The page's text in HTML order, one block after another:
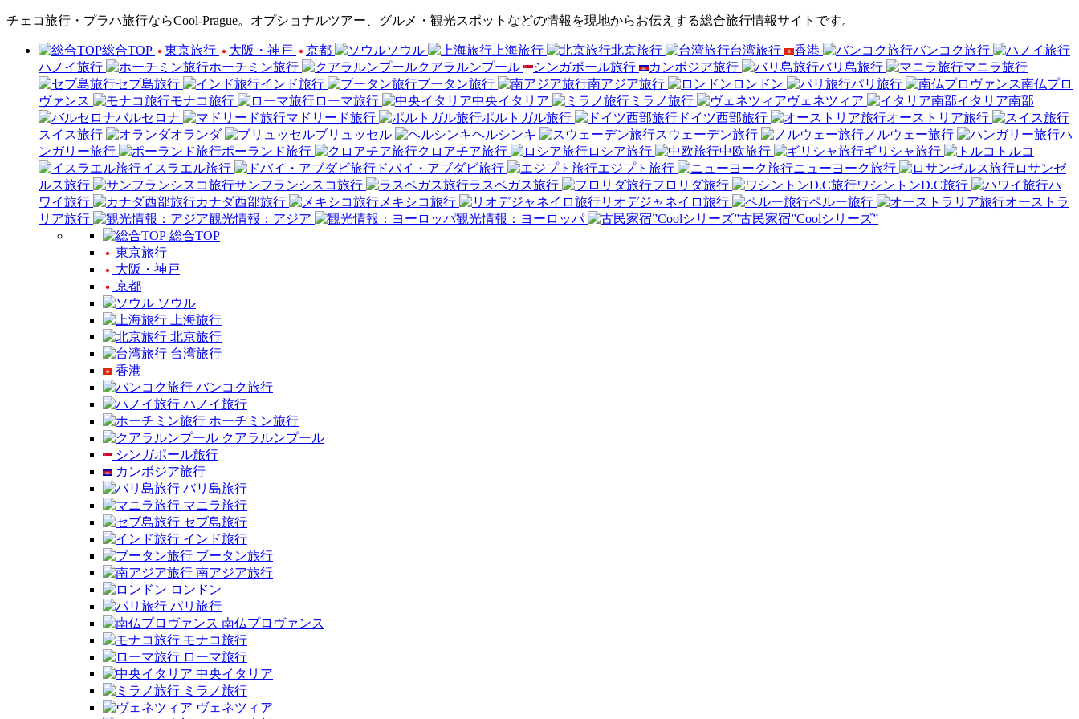
チェコ旅行・プラハ旅行ならCool-Prague。オプショナルツアー、グルメ・観光スポットなどの情報を現地からお伝えする総合旅行情報サイトです。
総合TOP 東京旅行 大阪・神戸 京都 ソウル 上海旅行 北京旅行 台湾旅行 香港
バンコク旅行
ハノイ旅行
ホーチミン旅行 クアラルンプール シンガポール旅行 カンボジア旅行 バリ島旅行
マニラ旅行
セブ島旅行
インド旅行 ブータン旅行 南アジア旅行 ロンドン パリ旅行
南仏プロ
ヴァンス
モナコ旅行 ローマ旅行 中央イタリア ミラノ旅行 ヴェネツィア
イタリア南部
バルセロナ
マドリード旅行 ポルトガル旅行 ドイツ西部旅行
オーストリア旅行
スイス旅行
オランダ ブリュッセル ヘルシンキ スウェーデン旅行 ノルウェー旅行
ハ
ンガリー旅行
ポーランド旅行 クロアチア旅行 ロシア旅行 中欧旅行 ギリシャ旅行
トルコ
イスラエル旅行
ドバイ・アブダビ旅行 エジプト旅行 ニューヨーク旅行
ロサンゼ
ルス旅行
サンフランシスコ旅行 ラスベガス旅行 フロリダ旅行 ワシントンD.C旅行
ハ
ワイ旅行
カナダ西部旅行 メキシコ旅行 リオデジャネイロ旅行 ペルー旅行
オーストラ
リア旅行
観光情報：アジア 観光情報：ヨーロッパ
古民家宿”Coolシリーズ”
総合TOP
東京旅行
大阪・神戸
京都
ソウル
上海旅行
北京旅行
台湾旅行
香港
バンコク旅行
ハノイ旅行
ホーチミン旅行
クアラルンプール
シンガポール旅行
カンボジア旅行
バリ島旅行
マニラ旅行
セブ島旅行
インド旅行
ブータン旅行
南アジア旅行
ロンドン
パリ旅行
南仏プロヴァンス
モナコ旅行
ローマ旅行
中央イタリア
ミラノ旅行
ヴェネツィア